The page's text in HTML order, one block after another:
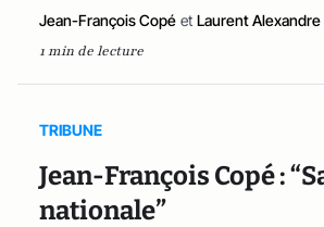
Jean-François Copé et Laurent Alexandre
1 min de lecture
TRIBUNE
Jean-François Copé :
nationale”